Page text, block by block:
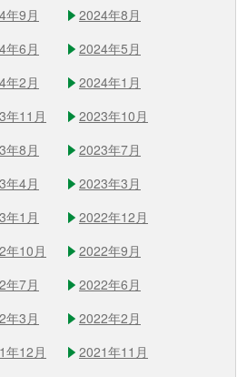
年9月
2024年8月
年6月
2024年5月
年2月
2024年1月
年11月
2023年10月
年8月
2023年7月
年4月
2023年3月
年1月
2022年12月
年10月
2022年9月
年7月
2022年6月
年3月
2022年2月
年12月
2021年11月